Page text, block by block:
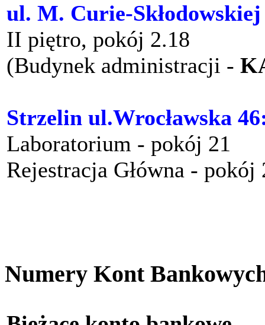
ul. M. Curie-Skłodowskiej
II piętro, pokój 2.18
(Budynek administracji -
Strzelin ul.Wrocławska
Laboratorium - pokój 21
Rejestracja Główna -
Numery Kont